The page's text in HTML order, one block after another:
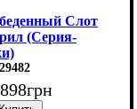
Слот
(Серия-
29482
грн